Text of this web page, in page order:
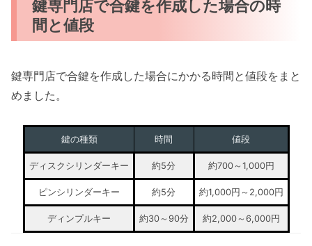
鍵専門店で合鍵を作成した場合の時
間と値段
鍵専門店で合鍵を作成した場合にかかる時間と値段をまと
めました。
鍵の種類 時間 値段
ディスクシリンダーキー 約5分 約700～1,000円
ピンシリンダーキー 約5分 約1,000円～2,000円
ディンプルキー 約30～90分 約2,000～6,000円